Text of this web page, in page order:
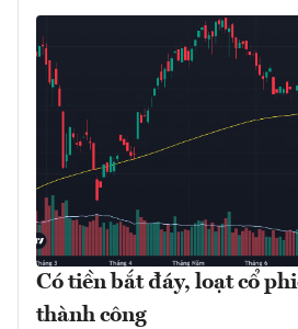
Có tiền bắt đáy, loạt cổ
thành công